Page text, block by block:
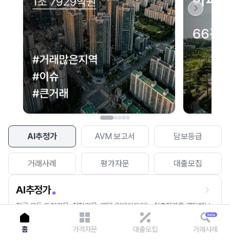
AI추정가 AVM 보고서 담보등급
거래사례 평가자문 대출모집
AI추정가
전국 모든 토지건물, 집합건물, 매월 업데이트되는 AI추정가를 경험해보
세요.
현재 네이버 지도 연결이 원활하지 않아 지도를 불러올 수 없습니다.
이용에 불편을 드려 죄송합니다.
다시 시도
홈 가격자문 대출모집 거래사례